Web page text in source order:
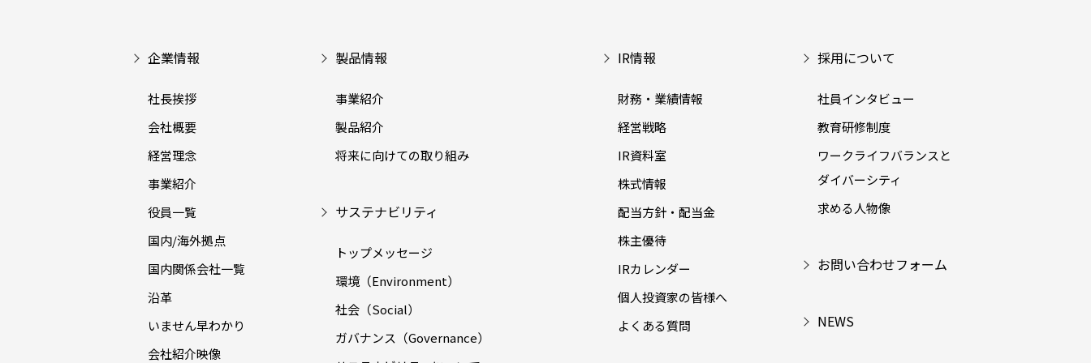
企業情報
社長挨拶
会社概要
経営理念
事業紹介
役員一覧
国内/海外拠点
国内関係会社一覧
沿革
いません早わかり
会社紹介映像
製品情報
事業紹介
製品紹介
将来に向けての取り組み
サステナビリティ
トップメッセージ
環境（Environment）
社会（Social）
ガバナンス（Governance）
IR情報
財務・業績情報
経営戦略
IR資料室
株式情報
配当方針・配当金
株主優待
IRカレンダー
個人投資家の皆様へ
よくある質問
採用について
社員インタビュー
教育研修制度
ワークライフバランスと
ダイバーシティ
求める人物像
お問い合わせフォーム
NEWS